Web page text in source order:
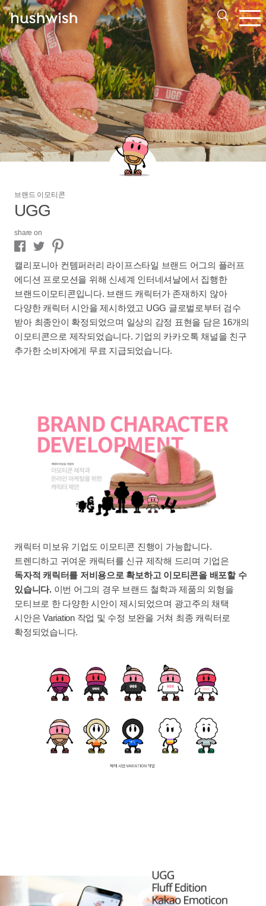
브랜드 이모티콘
UGG
share on
캘리포니아 컨템퍼러리 라이프스타일 브랜드 어그의 플러프
에디션 프로모션을 위해 신세계 인터네셔날에서 집행한
브랜드이모티콘입니다. 브랜드 캐릭터가 존재하지 않아
다양한 캐릭터 시안을 제시하였고 UGG 글로벌로부터 검수
받아 최종안이 확정되었으며 일상의 감정 표현을 담은 16개의
이모티콘으로 제작되었습니다. 기업의 카카오톡 채널을 친구
추가한 소비자에게 무료 지급되었습니다.
캐릭터 미보유 기업도 이모티콘 진행이 가능합니다.
트렌디하고 귀여운 캐릭터를 신규 제작해 드리며 기업은
독자적 캐릭터를 저비용으로 확보하고 이모티콘을 배포할 수
있습니다.이번 어그의 경우 브랜드 철학과 제품의 외형을
모티브로 한 다양한 시안이 제시되었으며 광고주의 채택
시안은 Variation 작업 및 수정 보완을 거쳐 최종 캐릭터로
확정되었습니다.